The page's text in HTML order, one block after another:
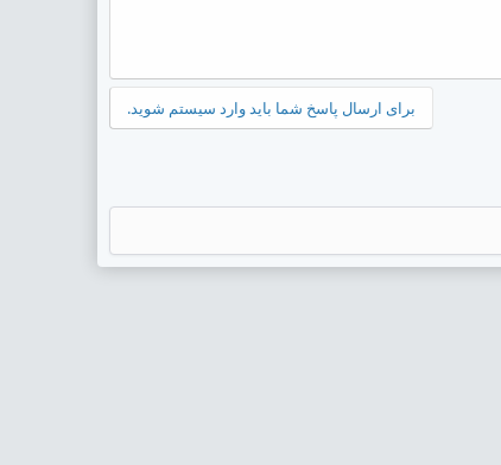
برای ارسال پاسخ شما باید وارد سیستم شوید.